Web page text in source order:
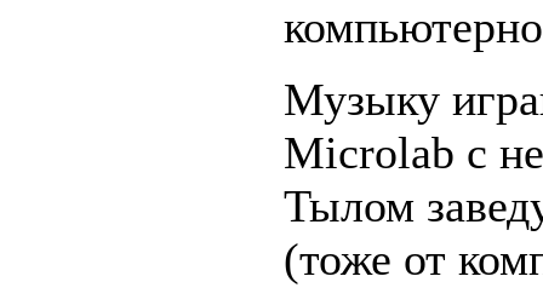
Музыку
Microlab с
Тылом
(тоже от